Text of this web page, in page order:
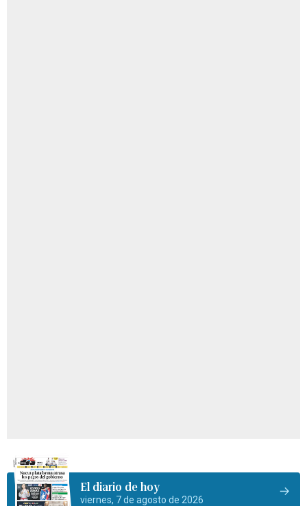
El diario de hoy
viernes, 7 de agosto de 2026